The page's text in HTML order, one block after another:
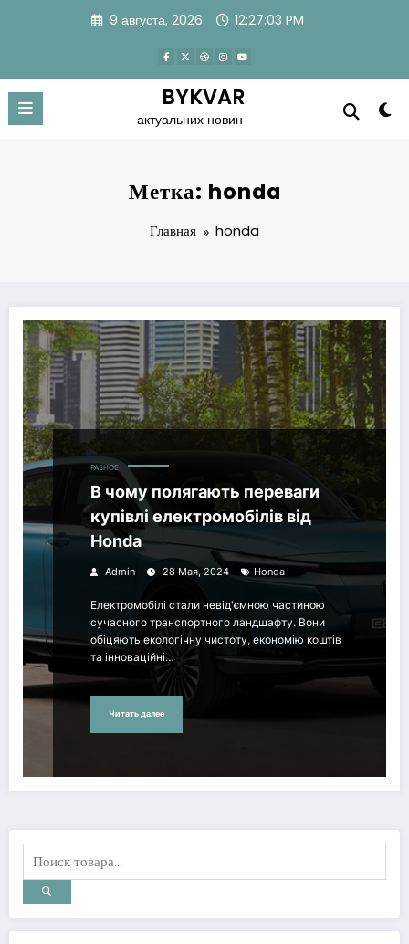
9 августа, 2026 12:27:04 PM
BYKVAR
актуальних новин
Метка: honda
Главная honda
РАЗНОЕ
В чому полягають переваги
купівлі електромобілів від
Honda
Admin 28 Мая, 2024 Honda
Електромобілі стали невід'ємною частиною
сучасного транспортного ландшафту. Вони
обіцяють екологічну чистоту, економію коштів
та інноваційні…
Читать далее